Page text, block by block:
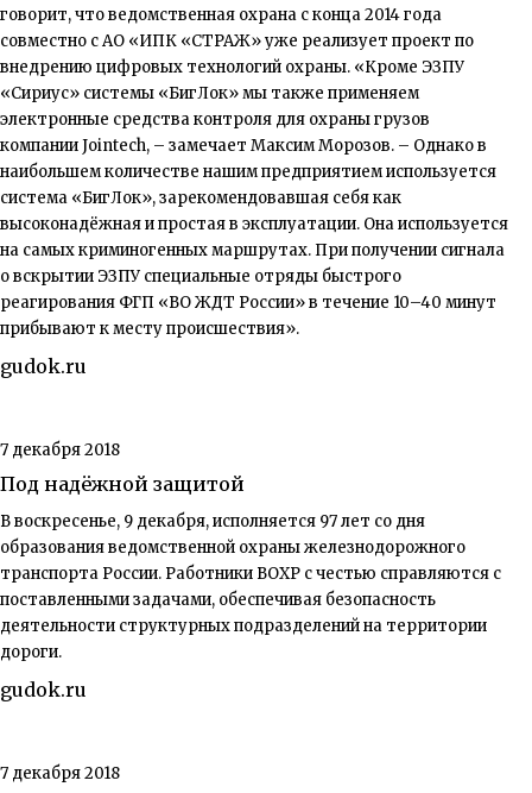
говорит, что ведомственная охрана с конца 2014 года
совместно с АО «ИПК «СТРАЖ» уже реализует проект по
внедрению цифровых технологий охраны. «Кроме ЭЗПУ
«Сириус» системы «БигЛок» мы также применяем
электронные средства контроля для охраны грузов
компании Jointech, – замечает Максим Морозов. – Однако в
наибольшем количестве нашим предприятием используется
система «БигЛок», зарекомендовавшая себя как
высоконадёжная и простая в эксплуатации. Она используется
на самых криминогенных маршрутах. При получении сигнала
о вскрытии ЭЗПУ специальные отряды быстрого
реагирования ФГП «ВО ЖДТ России» в течение 10–40 минут
прибывают к месту происшествия».
gudok.ru
7 декабря 2018
Под надёжной защитой
В воскресенье, 9 декабря, исполняется 97 лет со дня
образования ведомственной охраны железнодорожного
транспорта России. Работники ВОХР с честью справляются с
поставленными задачами, обеспечивая безопасность
деятельности структурных подразделений на территории
дороги.
gudok.ru
7 декабря 2018